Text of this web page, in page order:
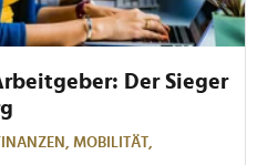
Der Sieger
MOBILITÄT,